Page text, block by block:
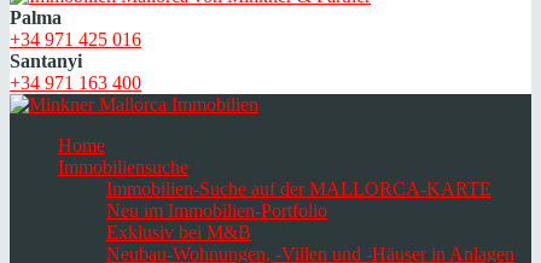
Palma
+34 971 425 016
Santanyi
+34 971 163 400
Home
Immobiliensuche
Immobilien-Suche auf der MALLORCA-KARTE
Neu im Immobilien-Portfolio
Exklusiv bei M&B
Neubau-Wohnungen, -Villen und -Häuser in Anlagen